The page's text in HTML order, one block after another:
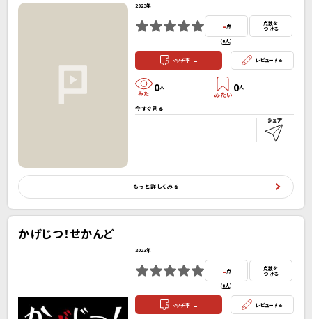
2023年
-点
(0人）
点数を
つける
マッチ率 - レビューする
0人 0人
今すぐ見る
もっと詳しくみる
かげじつ！せかんど
2023年
- 点
(0人）
点数を
つける
マッチ率 - レビューする